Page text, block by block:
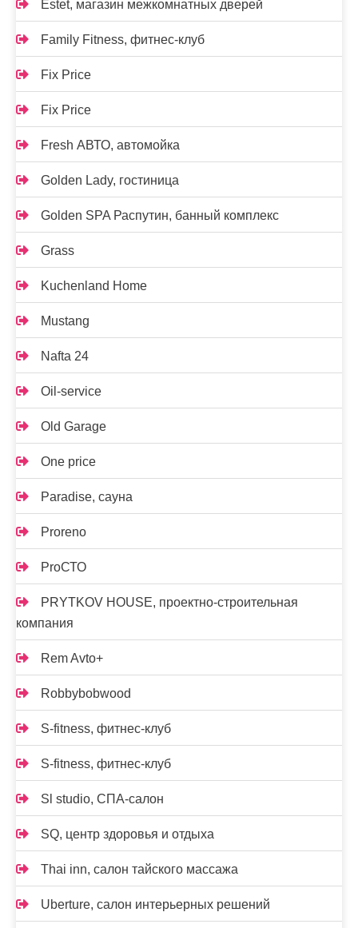
Estet, магазин межкомнатных дверей
Family Fitness, фитнес-клуб
Fix Price
Fix Price
Fresh АВТО, автомойка
Golden Lady, гостиница
Golden SPA Распутин, банный комплекс
Grass
Kuchenland Home
Mustang
Nafta 24
Oil-service
Old Garage
One price
Paradise, сауна
Proreno
ProСТО
PRYTKOV HOUSE, проектно-строительная
компания
Rem Avto+
Robbybobwood
S-fitness, фитнес-клуб
S-fitness, фитнес-клуб
Sl studio, СПА-салон
SQ, центр здоровья и отдыха
Thai inn, салон тайского массажа
Uberture, салон интерьерных решений